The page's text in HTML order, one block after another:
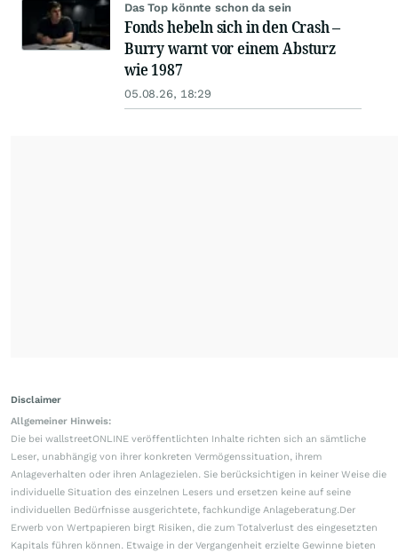
Das Top könnte schon da sein
Fonds hebeln sich in den Crash –
Burry warnt vor einem Absturz
wie 1987
05.08.26, 18:29
Disclaimer
Allgemeiner Hinweis:
Die bei wallstreetONLINE veröffentlichten Inhalte richten sich an sämtliche
Leser, unabhängig von ihrer konkreten Vermögenssituation, ihrem
Anlageverhalten oder ihren Anlagezielen. Sie berücksichtigen in keiner Weise die
individuelle Situation des einzelnen Lesers und ersetzen keine auf seine
individuellen Bedürfnisse ausgerichtete, fachkundige Anlageberatung.Der
Erwerb von Wertpapieren birgt Risiken, die zum Totalverlust des eingesetzten
Kapitals führen können. Etwaige in der Vergangenheit erzielte Gewinne bieten